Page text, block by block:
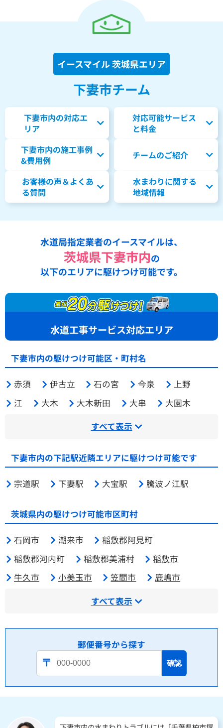
イースマイル 茨城県エリア
下妻市チーム
下妻市内の対応エ
リア
対応可能サービス
と料金
下妻市内の施工事例
&費用例
チームのご紹介
お客様の声＆よくあ
る質問
水まわりに関する
地域情報
水道局指定業者のイースマイルは、
茨城県下妻市内の
以下のエリアに駆けつけ可能です。
水道工事サービス対応エリア
下妻市内の駆けつけ可能区・町村名
赤須 伊古立 石の宮 今泉
上野
江
大木 大木新田 大串
大園木
すべて表示
下妻市内の下記駅近隣エリアに駆けつけ可能です
宗道駅 下妻駅 大宝駅 騰波ノ江駅
茨城県内の駆けつけ可能市区町村
石岡市 潮来市
稲敷郡阿見町
稲敷郡河内町
稲敷郡美浦村
稲敷市
牛久市
小美玉市 笠間市
鹿嶋市
すべて表示
郵便番号から探す
確認